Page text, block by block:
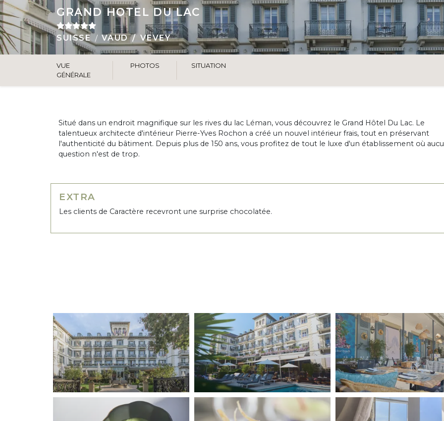
GRAND HOTEL DU LAC
SUISSE VAUD VEVEY
VUE
GÉNÉRALE
PHOTOS SITUATION
Situé dans un endroit magnifique sur les rives du lac Léman, vous découvrez le Grand Hôtel Du Lac. Le
talentueux architecte d'intérieur Pierre-Yves Rochon a créé un nouvel intérieur frais, tout en préservant
l'authenticité du bâtiment. Depuis plus de 150 ans, vous profitez de tout le luxe d'un établissement où
question n'est de trop.
EXTRA
Les clients de Caractère recevront une surprise chocolatée.